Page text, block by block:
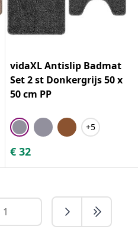
vidaXL Antislip Badmat
Set 2 st Donkergrijs 50 x
50 cm PP
+5
€ 32